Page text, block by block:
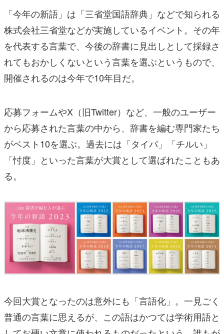
「今年の新語」は「三省堂国語辞典」などで知られる
株式会社三省堂などが実施しているイベント。その年
を代表する言葉で、今後の辞書に見出しとして採録さ
れてもおかしくないという言葉を選ぶというもので、
開催されるのは今年で10年目だ。
応募フォームやX（旧Twitter）など、一般のユーザー
から応募された言葉の中から、辞書を編む専門家たち
がベスト10を選ぶ。過去には「タイパ」「チルい」
「忖度」といった言葉が大賞として選ばれたこともあ
る。
今回大賞となったのは意外にも「言語化」。一見ごく
普通の言葉に思えるが、この語はかつては学術用語と